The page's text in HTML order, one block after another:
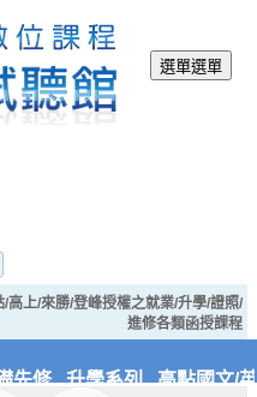
選單選單
高上/來勝/登峰授權之就業/升學/證照/
進修各類函授課程
修 升學系列 高點國文/英